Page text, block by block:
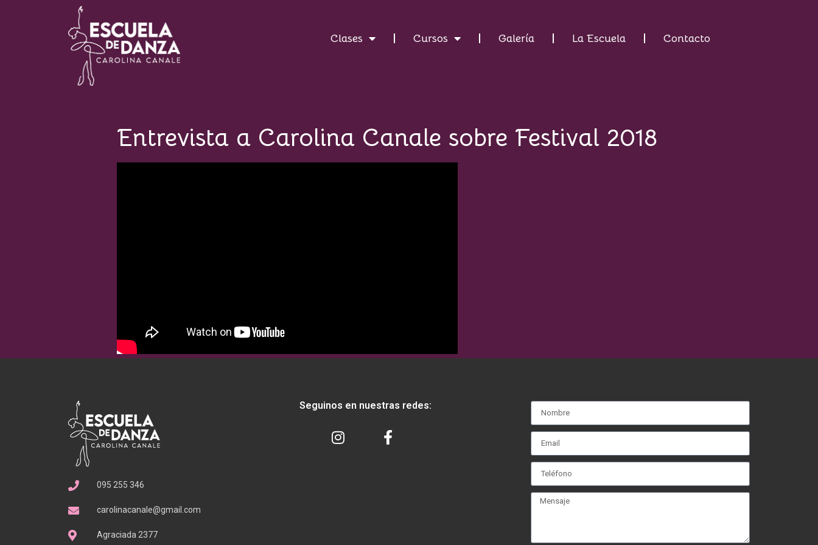
Clases Cursos Galería La Escuela Contacto
Entrevista a Carolina Canale sobre Festival 2018
095 255 346
carolinacanale@gmail.com
Agraciada 2377
Seguinos en nuestras redes: